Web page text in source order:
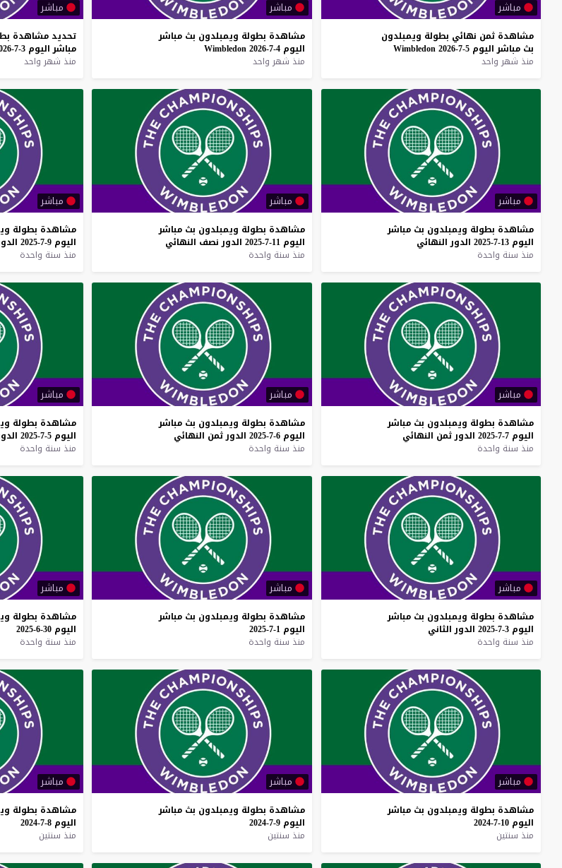
مباشر
مشاهدة ثمن نهائي بطولة ويمبلدون
بث مباشر اليوم 5-7-2026
Wimbledon
منذ شهر واحد
مباشر
مشاهدة بطولة ويمبلدون بث مباشر
اليوم 4-7-2026
Wimbledon
منذ شهر واحد
مباشر
تحديد مشاهدة
مباشر اليوم 3-7-2026
منذ شهر واحد
مباشر
مشاهدة بطولة ويمبلدون بث مباشر
اليوم 13-7-2025 الدور النهائي
منذ سنة واحدة
مباشر
مشاهدة بطولة ويمبلدون بث مباشر
اليوم 11-7-2025 الدور نصف النهائي
منذ سنة واحدة
مباشر
مشاهدة بطولة
اليوم 9-7-2025
منذ سنة واحدة
مباشر
مشاهدة بطولة ويمبلدون بث مباشر
اليوم 7-7-2025 الدورثمن النهائي
منذ سنة واحدة
مباشر
مشاهدة بطولة ويمبلدون بث مباشر
اليوم 6-7-2025 الدورثمن النهائي
منذ سنة واحدة
مباشر
مشاهدة بطولة
اليوم 5-7-2025
منذ سنة واحدة
مباشر
مشاهدة بطولة ويمبلدون بث مباشر
اليوم 3-7-2025 الدور الثاني
منذ سنة واحدة
مباشر
مشاهدة بطولة ويمبلدون بث مباشر
اليوم 1-7-2025
منذ سنة واحدة
مباشر
مشاهدة بطولة
اليوم 30-6-2025
منذ سنة واحدة
مباشر
مشاهدة بطولة ويمبلدون بث مباشر
اليوم 10-7-2024
منذ سنتين
مباشر
مشاهدة بطولة ويمبلدون بث مباشر
اليوم 9-7-2024
منذ سنتين
مباشر
مشاهدة بطولة
اليوم 8-7-2024
منذ سنتين